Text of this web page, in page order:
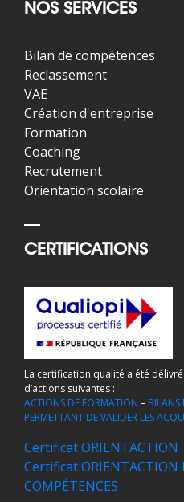
NOS SERVICES
Bilan de compétences
Reclassement
VAE
Création d'entreprise
Formation
Coaching
Recrutement
Orientation scolaire
CERTIFICATIONS
La certification qualité a été
d’actions suivantes :
ACTIONS DE FORMATION – BILANS
PERMETTANT DE VALIDER LES
Certificat ORIENTACTION
Certificat ORIENTACTION
COMPÉTENCES